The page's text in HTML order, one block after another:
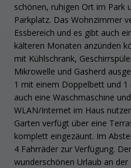
schönen, ruhigen Ort im Park
Parkplatz. Das Wohnzimmer
Essbereich und es gibt auch
kälteren Monaten anzünden
mit Kühlschrank,
Mikrowelle und Gasherd
1 mit einem Doppelbett und 1
auch eine Waschmaschine
WLAN/Internet im Haus
Garten verfügt über eine
komplett eingezäunt. Im
4 Fahrräder zur Verfügung.
wunderschönen Urlaub an der